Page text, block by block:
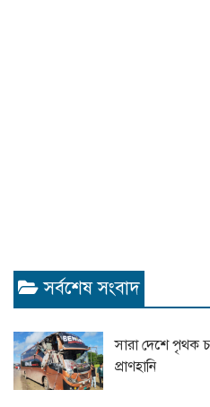
সর্বশেষ সংবাদ
সারা দেশে পৃথক
প্রাণহানি